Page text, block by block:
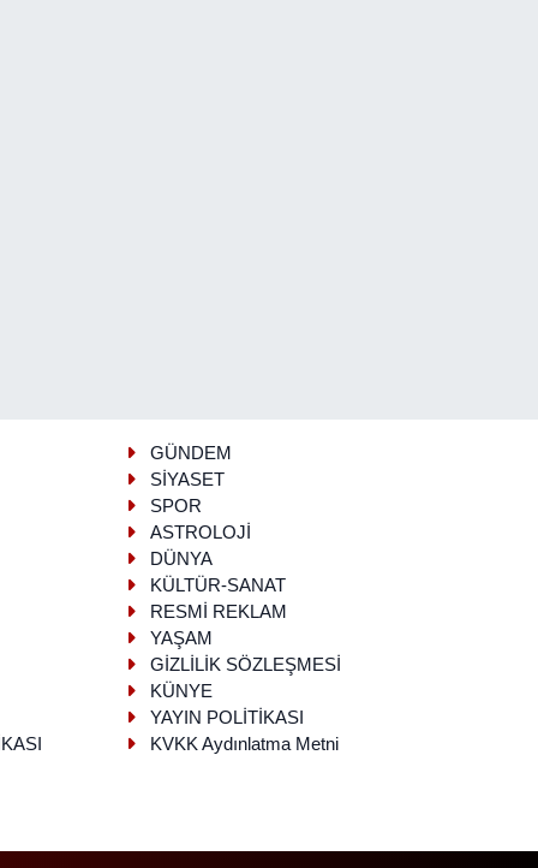
GÜNDEM
SİYASET
SPOR
ASTROLOJİ
DÜNYA
KÜLTÜR-SANAT
RESMİ REKLAM
YAŞAM
GİZLİLİK SÖZLEŞMESİ
KÜNYE
YAYIN POLİTİKASI
KVKK Aydınlatma Metni